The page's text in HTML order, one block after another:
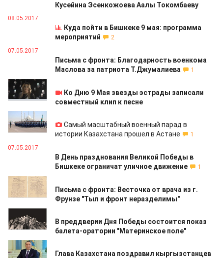
Кусейина Эсенкожоева Аалы Токомбаеву
08.05.2017
Куда пойти в Бишкеке 9 мая: программа
мероприятий
2
07.05.2017
Письма с фронта: Благодарность военкома
Маслова за патриота Т.Джумалиева
1
07.05.2017
Ко Дню 9 Мая звезды эстрады записали
совместный клип к песне
07.05.2017
Самый масштабный военный парад в
истории Казахстана прошел в Астане
1
07.05.2017
В День празднования Великой Победы в
Бишкеке ограничат уличное движение
1
07.05.2017
Письма с фронта: Весточка от врача из г.
Фрунзе "Тыл и фронт неразделимы"
В преддверии Дня Победы состоится показ
балета-оратории "Материнское поле"
06.05.2017
Глава Казахстана поздравил кыргызстанцев